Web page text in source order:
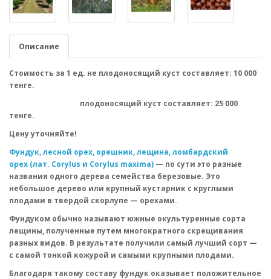
Описание
Стоимость за 1 ед. не плодоносящий куст составляет: 10 000
тенге.
плодоносящий куст составляет: 25 000
тенге.
Цену уточняйте!
Фундук, лесной орех, орешник, лещина, ломбардский
орех (лат. Corylus и Corylus maxima) — по сути это разные
названия одного дерева семейства березовые. Это
небольшое дерево или крупный кустарник с круглыми
плодами в твердой скорлупе — орехами.
Фундуком обычно называют южные окультуренные сорта
лещины, полученные путем многократного скрещивания
разных видов. В результате получили самый лучший сорт —
с самой тонкой кожурой и самыми крупными плодами.
Благодаря такому составу фундук оказывает положительное